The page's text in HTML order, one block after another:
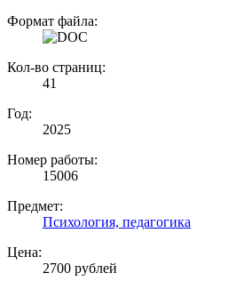
Формат файла:
Кол-во страниц:
41
Год:
2025
Номер работы:
15006
Предмет:
Психология, педагогика
Цена:
2700 рублей